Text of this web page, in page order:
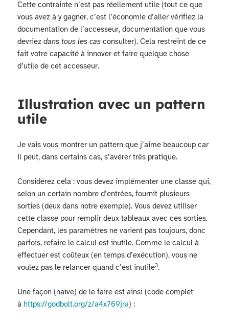
Cette contrainte n’est pas réellement utile (tout ce que
vous avez à y gagner, c’est l’économie d’aller vérifiez la
documentation de l’accesseur, documentation que vous
devriezdans tous les cas consulter). Cela restreint de ce
fait votre capacité à innover et faire quelque chose
d’utile de cet accesseur.
Illustration avec un pattern
utile
Je vais vous montrer un pattern que j’aime beaucoup car
il peut, dans certains cas, s’avérer très pratique.
Considérez cela : vous devez implémenter une classe qui,
selon un certain nombre d’entrées, fournit plusieurs
sorties (deux dans notre exemple). Vous devez utiliser
cette classe pour remplir deux tableaux avec ces sorties.
Cependant, les paramètres ne varient pas toujours, donc
parfois, refaire le calcul est inutile. Comme le calcul à
effectuer est coûteux (en temps d’exécution), vous ne
voulez pas le relancer quand c’est inutile3.
Une façon (naïve) de le faire est ainsi (code complet
à https://godbolt.org/z/a4x769jra) :